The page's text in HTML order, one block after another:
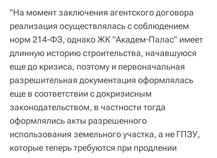
"На момент заключения агентского договора
реализация осуществлялась с соблюдением
норм 214-ФЗ, однако ЖК "Академ-Палас" имеет
длинную историю строительства, начавшуюся
еще до кризиса, поэтому и первоначальная
разрешительная документация оформлялась
еще в соответствии с докризисным
законодательством, в частности тогда
оформлялись акты разрешенного
использования земельного участка, а не ГПЗУ,
которые теперь требуются при продлении